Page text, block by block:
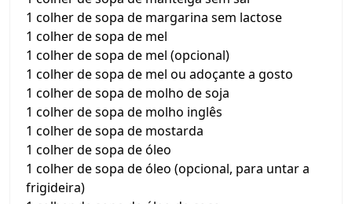
1 colher de sopa de margarina sem lactose
1 colher de sopa de mel
1 colher de sopa de mel (opcional)
1 colher de sopa de mel ou adoçante a gosto
1 colher de sopa de molho de soja
1 colher de sopa de molho inglês
1 colher de sopa de mostarda
1 colher de sopa de óleo
1 colher de sopa de óleo (opcional, para untar a
frigideira)